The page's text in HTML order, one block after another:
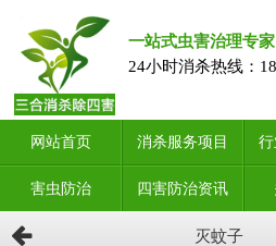
一站式虫害治理专家
24小时消杀热线：
网站首页 消杀服务项目
害虫防治 四害防治资讯
灭蚊子